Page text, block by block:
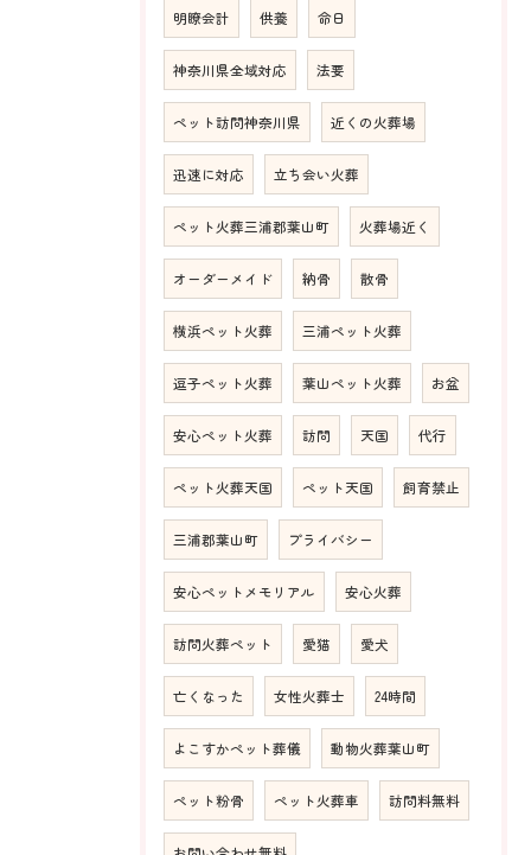
明瞭会計 供養 命日
神奈川県全域対応 法要
ペット訪問神奈川県 近くの火葬場
迅速に対応 立ち会い火葬
ペット火葬三浦郡葉山町 火葬場近く
オーダーメイド 納骨 散骨
横浜ペット火葬 三浦ペット火葬
逗子ペット火葬 葉山ペット火葬 お盆
安心ペット火葬 訪問 天国 代行
ペット火葬天国 ペット天国 飼育禁止
三浦郡葉山町 プライバシー
安心ペットメモリアル 安心火葬
訪問火葬ペット 愛猫 愛犬
亡くなった 女性火葬士 24時間
よこすかペット葬儀 動物火葬葉山町
ペット粉骨 ペット火葬車 訪問料無料